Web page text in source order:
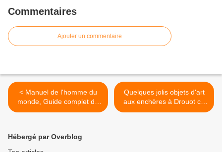
Commentaires
Ajouter un commentaire
< Manuel de l'homme du
monde, Guide complet de
la Toilette et du bon ton.
Quelques jolis objets d'art
aux enchères à Drouot ce
vendredi >
Hébergé par Overblog